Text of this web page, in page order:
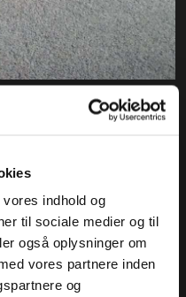
indhold og
til sociale medier og til
også oplysninger om
vores partnere inden
og